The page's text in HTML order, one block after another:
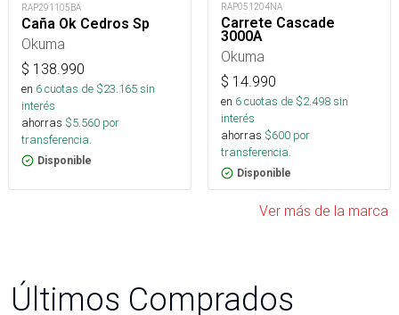
RAP291105BA
Caña Ok Cedros Sp
Okuma
$ 138.990
en 6cuotas de $23.165sin
interés
ahorras $5.560 por
transferencia.
Disponible
RAP051204NA
Carrete Cascade
3000A
Okuma
$ 14.990
en 6cuotas de $2.498sin
interés
ahorras $600 por
transferencia.
Disponible
Ver más de la marca
Últimos Comprados